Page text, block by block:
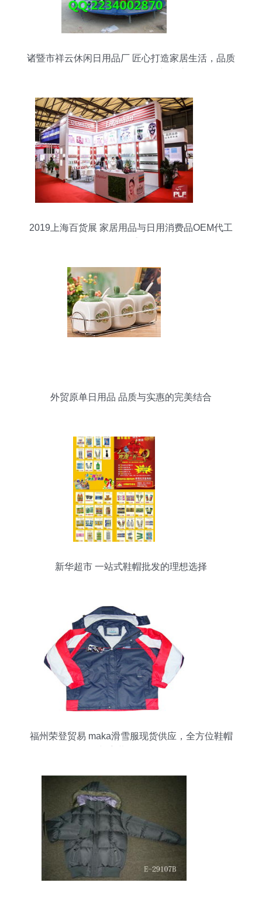
诸暨市祥云休闲日用品厂 匠心打造家居生活，品质
2019上海百货展 家居用品与日用消费品OEM代工
外贸原单日用品 品质与实惠的完美结合
新华超市 一站式鞋帽批发的理想选择
福州荣登贸易 maka滑雪服现货供应，全方位鞋帽